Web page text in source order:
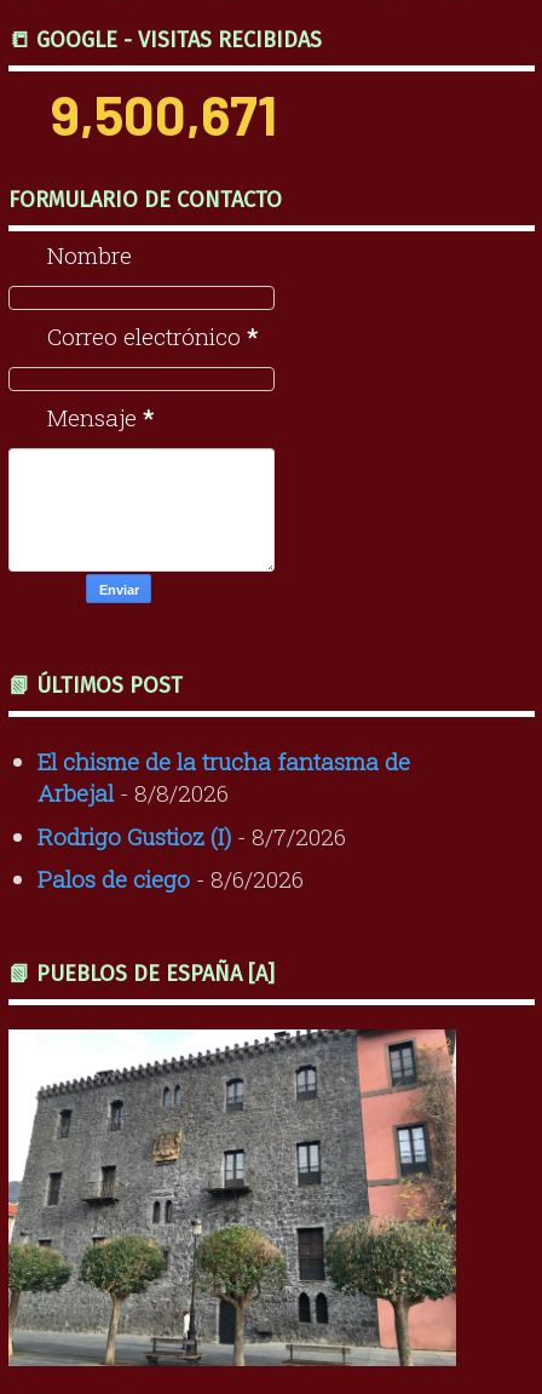
📒 GOOGLE - VISITAS RECIBIDAS
9,500,671
FORMULARIO DE CONTACTO
Nombre
Correo electrónico *
Mensaje *
📗 ÚLTIMOS POST
El chisme de la trucha fantasma de
Arbejal- 8/8/2026
Rodrigo Gustioz (I)- 8/7/2026
Palos de ciego- 8/6/2026
📗 PUEBLOS DE ESPAÑA [A]